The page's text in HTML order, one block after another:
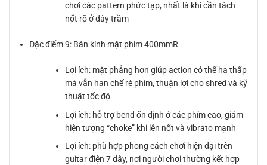
chơi các pattern phức tạp, nhất là khi cần tách
nốt rõ ở dây trầm
Đặc điểm 9: Bán kính mặt phím 400mmR
Lợi ích: mặt phẳng hơn giúp action có thể hạ thấp
mà vẫn hạn chế rè phím, thuận lợi cho shred và kỹ
thuật tốc độ
Lợi ích: hỗ trợ bend ổn định ở các phím cao, giảm
hiện tượng “choke” khi lên nốt và vibrato mạnh
Lợi ích: phù hợp phong cách chơi hiện đại trên
guitar điện 7 dây, nơi người chơi thường kết hợp